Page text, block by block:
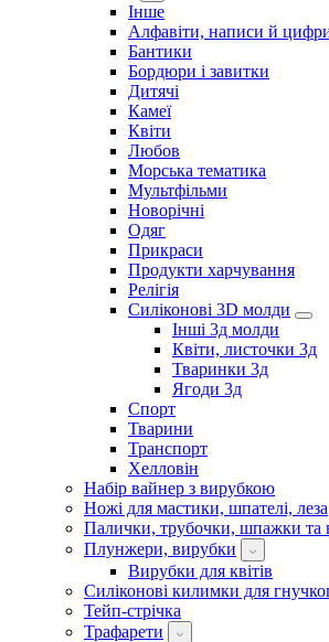
Інше
Алфавіти, написи й
Бантики
Бордюри і завитки
Дитячі
Камеї
Квіти
Любов
Морська тематика
Мультфільми
Новорічні
Одяг
Прикраси
Продукти харчування
Релігія
Силіконові 3D молди
Інші 3д молди
Квіти, листочки 3д
Тваринки 3д
Ягоди 3д
Спорт
Тварини
Транспорт
Хелловін
Набір вайнер з вирубкою
Ножі для мастики, шпателі, леза
Палички, трубочки, шпажки та
Плунжери, вирубки
Вирубки для квітів
Силіконові килимки для
Тейп-стрічка
Трафарети